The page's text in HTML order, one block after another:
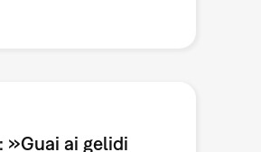
»Guai ai gelidi